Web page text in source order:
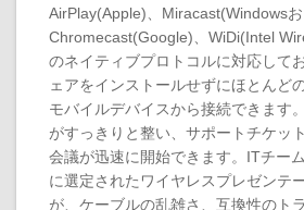
AirPlay(Apple)、Miracast(Windowsお
Chromecast(Google)、WiDi(Intel
のネイティブプロトコルに対応して
ェアをインストールせずにほとんど
モバイルデバイスから接続できます
がすっきりと整い、サポートチケッ
会議が迅速に開始できます。ITチー
に選定されたワイヤレスプレゼンテ
が、ケーブルの乱雑さ、互換性のト